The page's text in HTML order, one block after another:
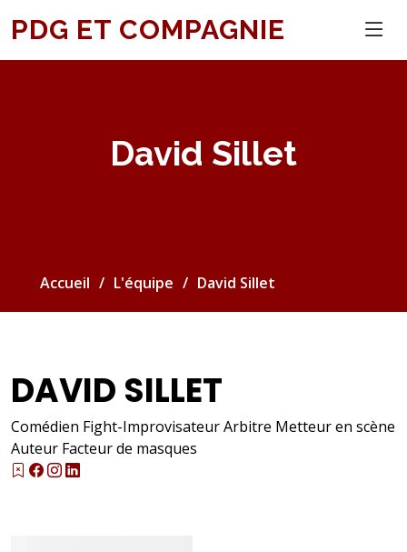
PDG ET COMPAGNIE
David Sillet
Accueil L'équipe David Sillet
DAVID SILLET
Comédien Fight-Improvisateur Arbitre Metteur en scène
Auteur Facteur de masques